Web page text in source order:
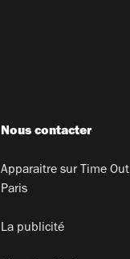
Nous contacter
Apparaitre sur Time Out
Paris
La publicité